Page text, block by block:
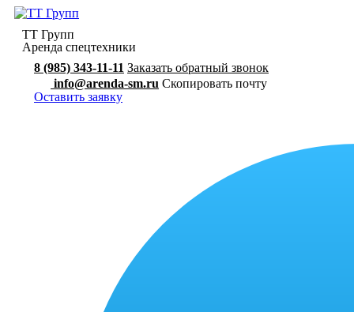
ТТ Групп
Аренда спецтехники
8 (985) 343-11-11 Заказать обратный звонок
info@arenda-sm.ru Скопировать почту
Оставить заявку